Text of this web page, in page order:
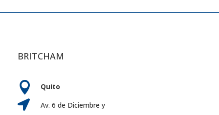
BRITCHAM
 Quito

Av. 6 de Diciembre y